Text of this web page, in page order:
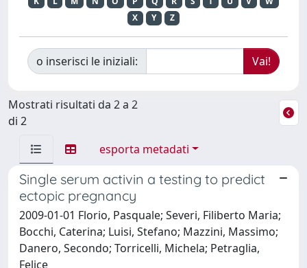
X
Y Z
o inserisci le iniziali:
Mostrati risultati da 2 a 2
di 2
esporta metadati
Single serum activin a testing to predict
ectopic pregnancy
2009-01-01 Florio, Pasquale; Severi, Filiberto Maria;
Bocchi, Caterina; Luisi, Stefano; Mazzini, Massimo;
Danero, Secondo; Torricelli, Michela; Petraglia,
Felice